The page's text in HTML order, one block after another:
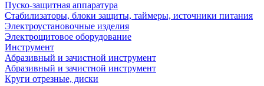
Пуско-защитная аппаратура
Стабилизаторы, блоки защиты, таймеры, источники питания
Электроустановочные изделия
Электрощитовое оборудование
Инструмент
Абразивный и зачистной инструмент
Абразивный и зачистной инструмент
Круги отрезные, диски